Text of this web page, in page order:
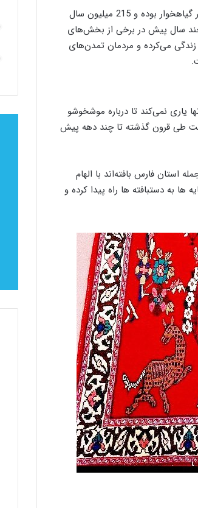
اطلاعات ثبت شده فعلی گویای این است که سوسمار موشی که گونه‌ای دایناسور گیاهخوار بوده و 215 میلیون سال
چند سال پیش در برخی از بخش‌های
می‌کرده و مردمان تمدن‌های
یاری نمی‌کند تا درباره موشخوشو
است طی قرون گذشته تا چند دهه پیش
استان فارس بافته‌اند با الهام
به دستبافته ها راه پیدا کرده و